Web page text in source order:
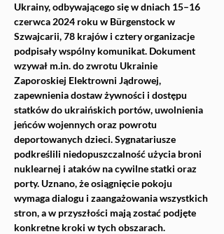
Ukrainy, odbywającego się w dniach 15–16
czerwca 2024 roku w Bürgenstock w
Szwajcarii, 78 krajów i cztery organizacje
podpisały wspólny komunikat. Dokument
wzywał m.in. do zwrotu Ukrainie
Zaporoskiej Elektrowni Jądrowej,
zapewnienia dostaw żywności i dostępu
statków do ukraińskich portów, uwolnienia
jeńców wojennych oraz powrotu
deportowanych dzieci. Sygnatariusze
podkreślili niedopuszczalność użycia broni
nuklearnej i ataków na cywilne statki oraz
porty. Uznano, że osiągnięcie pokoju
wymaga dialogu i zaangażowania wszystkich
stron, a w przyszłości mają zostać podjęte
konkretne kroki w tych obszarach.